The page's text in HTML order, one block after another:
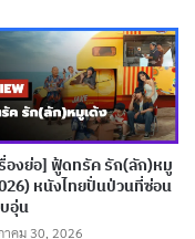
ของโรงเรียนบน
รงเรียน ระบบที่นี่โหด
งเชื่อฟังโดยไม่มีข้อ
งพยายามปรับตัวให้
มกดดัน หนังใช้เวลา
ลดี ทำให้ผู้ชมรู้สึก
องย่อ] ฟู้ดทรัค รัก(ลัก)หมู
หนังไทยปั่นป่วนที่ซ่อน
อุ่น
คม 30, 2026